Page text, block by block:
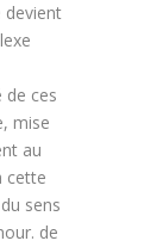
devient
de ces
mise
au
cette
sens
de